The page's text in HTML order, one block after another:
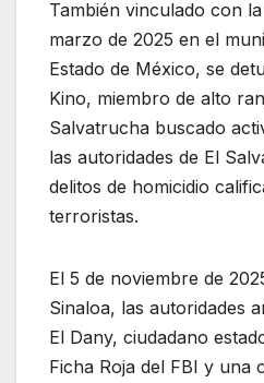
También vinculado con
marzo de 2025 en el
Estado de México, se
Kino, miembro de alto
Salvatrucha buscado
las autoridades de El
delitos de homicidio
terroristas.
El 5 de noviembre de
Sinaloa, las autoridades
El Dany, ciudadano
Ficha Roja del FBI y una